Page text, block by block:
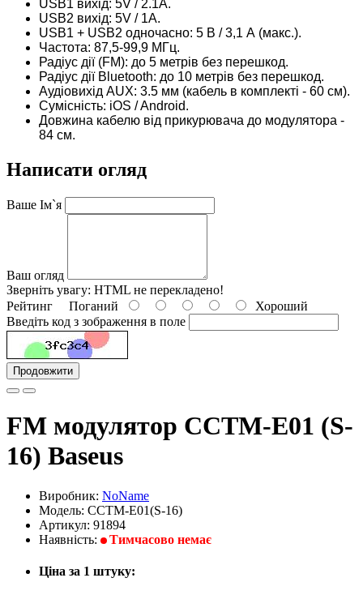
USB1 вихід: 5V / 2.1A.
USB2 вихід: 5V / 1A.
USB1 + USB2 одночасно: 5 В / 3,1 А (макс.).
Частота: 87,5-99,9 МГц.
Радіус дії (FM): до 5 метрів без перешкод.
Радіус дії Bluetooth: до 10 метрів без перешкод.
Аудіовихід AUX: 3.5 мм (кабель в комплекті - 60 см).
Сумісність: iOS / Android.
Довжина кабелю від прикурювача до модулятора -
84 см.
Написати огляд
Ваше Ім`я
Ваш огляд
Зверніть увагу: HTML не перекладено!
Рейтинг Поганий
Хороший
Введіть код з зображення в поле
Продовжити
FM модулятор ССTM-E01 (S-
16) Baseus
Виробник: NoName
Модель: ССTM-E01(S-16)
Артикул: 91894
Наявність:
Тимчасово немає
Ціна за 1 штуку: